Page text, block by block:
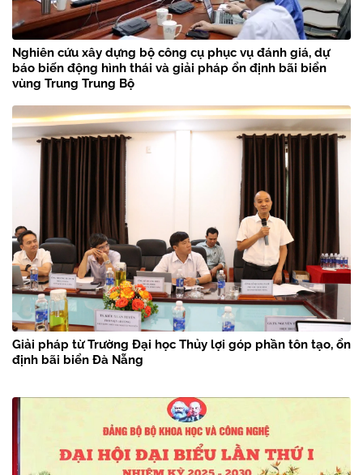
Nghiên cứu xây dựng bộ công cụ phục vụ đánh giá, dự
báo biến động hình thái và giải pháp ổn định bãi biển
vùng Trung Trung Bộ
Giải pháp từ Trường Đại học Thủy lợi góp phần tôn tạo, ổn
định bãi biển Đà Nẵng